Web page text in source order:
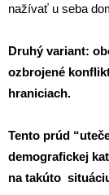
nažívať u seba
Druhý variant:
ozbrojené
hraniciach.
Tento prúd
demografickej
na takúto